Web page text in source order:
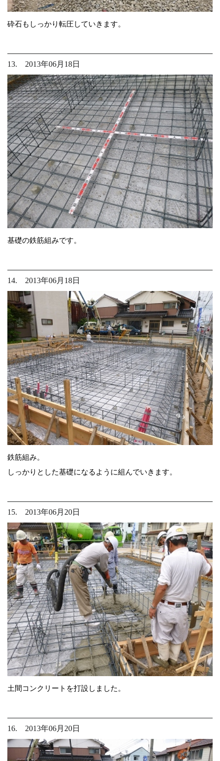
砕石もしっかり転圧していきます。
13. 2013年06月18日
基礎の鉄筋組みです。
14. 2013年06月18日
鉄筋組み。
しっかりとした基礎になるように組んでいきます。
15. 2013年06月20日
土間コンクリートを打設しました。
16. 2013年06月20日